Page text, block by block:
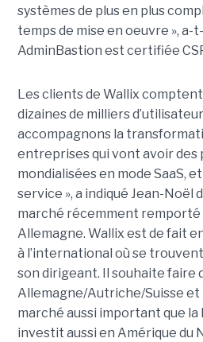
systèmes de plus en plus
temps de mise en oeuvre », a-
AdminBastion est certifiée
Les clients de Wallix
dizaines de milliers
accompagnons la
entreprises qui vont avoir des
mondialisées en mode SaaS,
service », a indiqué Jean-Noël
marché récemment remporté
Allemagne. Wallix est de fait
à l’international où se
son dirigeant. Il souhaite faire
Allemagne/Autriche/Suisse et
marché aussi important que la
investit aussi en Amérique du